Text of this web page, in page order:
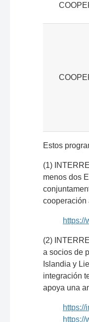
Estos
(1)
menos dos
cooperación
https://
(2)
a socios de
Islandia y
integración
apoya una
https://
https://